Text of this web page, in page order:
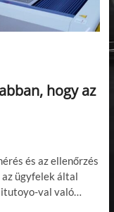
hogy az
és az ellenőrzés
ügyfelek által
val való…